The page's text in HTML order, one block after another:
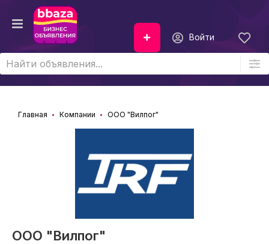
Войти
Главная Компании ООО "Вилпог"
ООО "Вилпог"